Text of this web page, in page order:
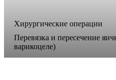
Хирургические операции
Перевязка и пересечение
варикоцеле)